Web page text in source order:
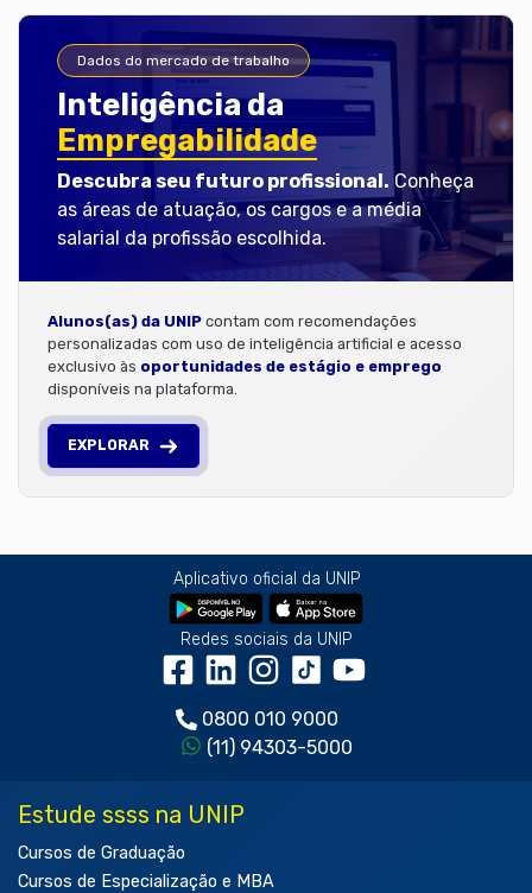
Dados do mercado de trabalho
Inteligência da
Empregabilidade
Descubra seu futuro profissional. Conheça
as áreas de atuação, os cargos e a média
salarial da profissão escolhida.
Alunos(as) da UNIP contam com recomendações
personalizadas com uso de inteligência artificial e acesso
exclusivo às oportunidades de estágio e emprego
disponíveis na plataforma.
EXPLORAR
Aplicativo oficial da UNIP
Redes sociais da UNIP
0800 010 9000
(11) 94303-5000
Estude ssss na UNIP
Cursos de Graduação
Cursos de Especialização e MBA